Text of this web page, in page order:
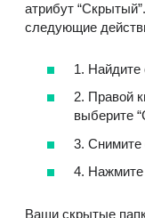
атрибут
следующие
1. Найдите
2. Правой
выберите
3. Снимите
4. Нажмите
Ваши скрытые